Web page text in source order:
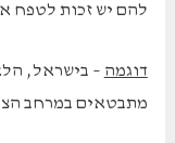
להם יש זכות לטפח
דוגמה – בישראל,
מתבטאים במרחב